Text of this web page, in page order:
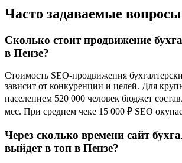
Часто задаваемые вопросы
Сколько стоит продвижение
в Пензе?
Стоимость SEO-продвижения
зависит от конкуренции и целей. Для
населением 520 000 человек бюджет
мес. При среднем чеке 15 000 ₽ SEO
Через сколько времени сайт
выйдет в топ в Пензе?